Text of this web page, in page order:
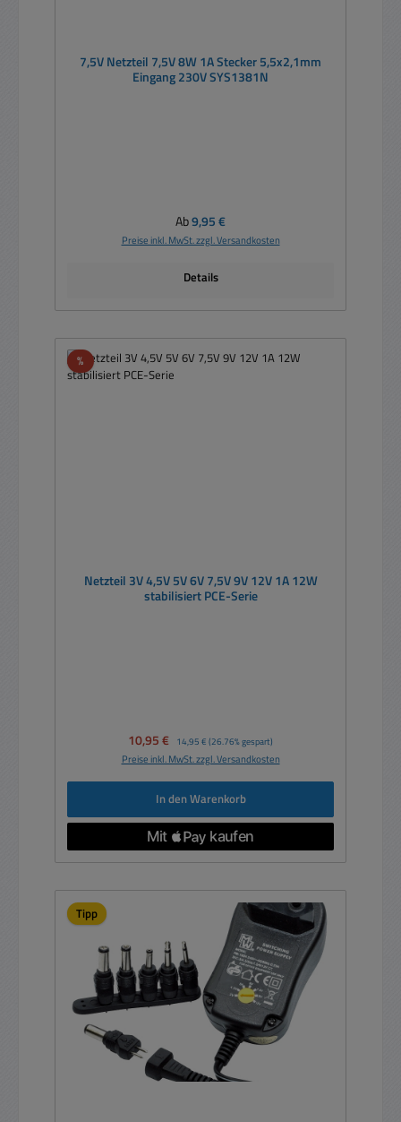
7,5V Netzteil 7,5V 8W 1A Stecker 5,5x2,1mm
Eingang 230V SYS1381N
Regulärer Preis:
Ab9,95 €
Preise inkl. MwSt. zzgl. Versandkosten
Details
%Rabatt
Netzteil 3V 4,5V 5V 6V 7,5V 9V 12V 1A 12W
stabilisiert PCE-Serie
Verkaufspreis:
10,95 € Regulärer Preis:
14,95 € (26.76% gespart)
Preise inkl. MwSt. zzgl. Versandkosten
In den Warenkorb
Tipp